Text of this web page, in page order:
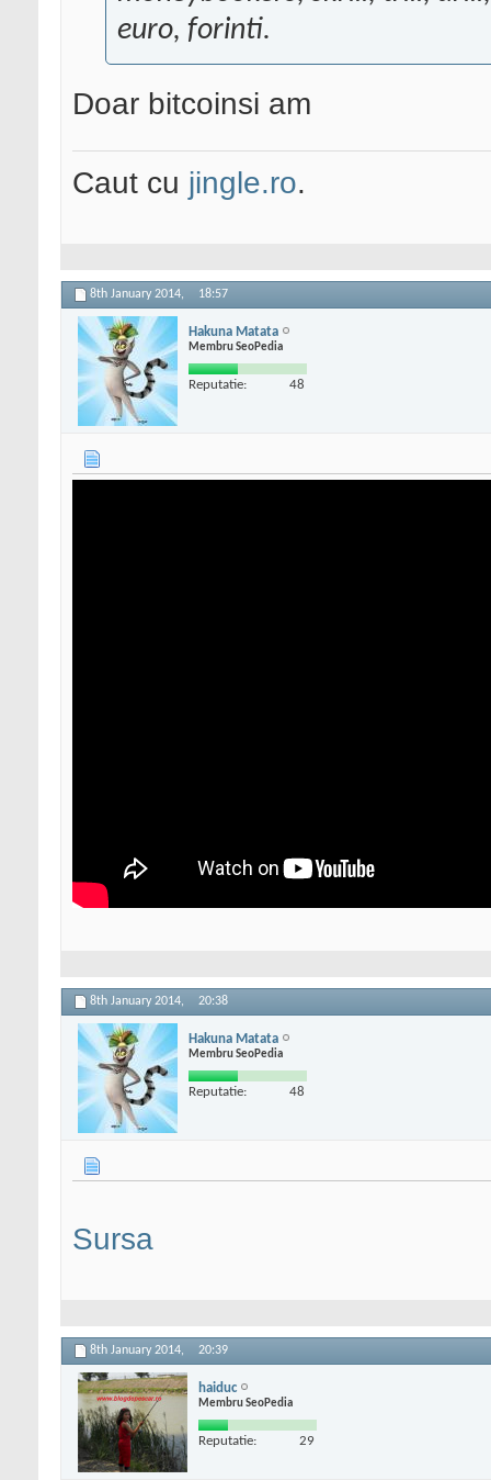
euro, forinti.
Doar bitcoinsi am
Caut cu jingle.ro.
8th January 2014, 18:57
Hakuna Matata
Membru SeoPedia
Reputatie: 48
8th January 2014, 20:38
Hakuna Matata
Membru SeoPedia
Reputatie: 48
Sursa
8th January 2014, 20:39
haiduc
Membru SeoPedia
Reputatie: 29